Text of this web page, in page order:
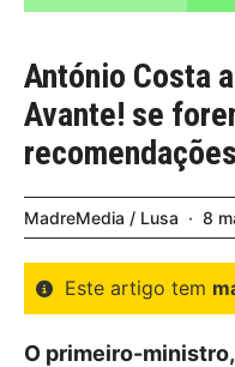
António Costa
Avante! se
MadreMedia / Lusa 8
Este artigo tem
O primeiro-